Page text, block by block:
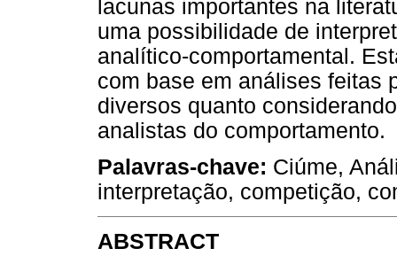
lacunas importantes na
uma possibilidade de
analítico-comportamental.
com base em análises feitas
diversos quanto
analistas do comportamento.
Palavras-chave: Ciúme,
interpretação, competição,
ABSTRACT